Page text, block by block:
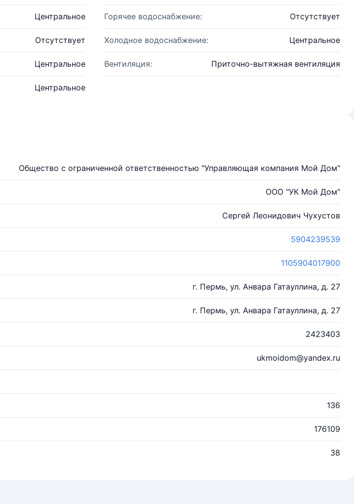
Центральное Горячее водоснабжение: Отсутствует
Отсутствует Холодное водоснабжение: Центральное
Центральное Вентиляция: Приточно-вытяжная вентиляция
Центральное
Общество с ограниченной ответственностью "Управляющая компания Мой Дом"
ООО "УК Мой Дом"
Сергей Леонидович Чухустов
5904239539
1105904017900
г. Пермь, ул. Анвара Гатауллина, д. 27
г. Пермь, ул. Анвара Гатауллина, д. 27
2423403
ukmoidom@yandex.ru
136
176109
38